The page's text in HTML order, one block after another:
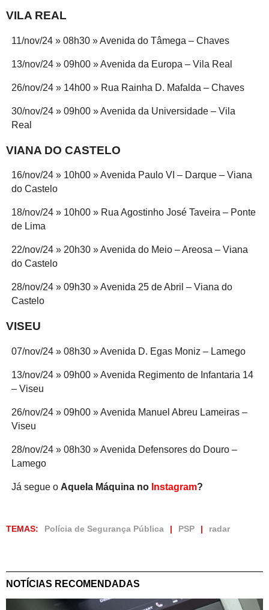
VILA REAL
11/nov/24 » 08h30 » Avenida do Tâmega – Chaves
13/nov/24 » 09h00 » Avenida da Europa – Vila Real
26/nov/24 » 14h00 » Rua Rainha D. Mafalda – Chaves
30/nov/24 » 09h00 » Avenida da Universidade – Vila
Real
VIANA DO CASTELO
16/nov/24 » 10h00 » Avenida Paulo VI – Darque – Viana
do Castelo
18/nov/24 » 10h00 » Rua Agostinho José Taveira – Ponte
de Lima
22/nov/24 » 20h30 » Avenida do Meio – Areosa – Viana
do Castelo
28/nov/24 » 09h30 » Avenida 25 de Abril – Viana do
Castelo
VISEU
07/nov/24 » 08h30 » Avenida D. Egas Moniz – Lamego
13/nov/24 » 09h00 » Avenida Regimento de Infantaria 14
– Viseu
26/nov/24 » 09h00 » Avenida Manuel Abreu Lameiras –
Viseu
28/nov/24 » 08h30 » Avenida Defensores do Douro –
Lamego
Já segue o Aquela Máquina no Instagram?
TEMAS: Polícia de Segurança Pública PSP radar
NOTÍCIAS RECOMENDADAS